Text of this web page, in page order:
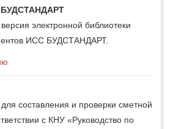
электронной библиотеки
ИСС БУДСТАНДАРТ.
составления и проверки сметной
с КНУ «Руководство по